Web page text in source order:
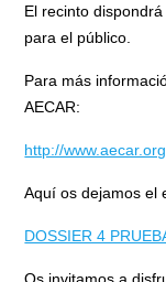
El recinto
para el público.
Para más
AECAR:
http://
Aquí os dejamos el
DOSSIER 4